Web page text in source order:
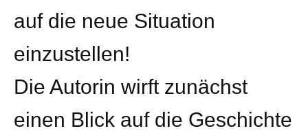
auf die neue Situation
einzustellen!
Die Autorin wirft zunächst
einen Blick auf die Geschichte